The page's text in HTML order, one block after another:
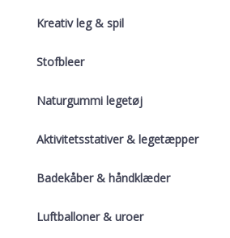
Kreativ leg & spil
Stofbleer
Naturgummi legetøj
Aktivitetsstativer & legetæpper
Badekåber & håndklæder
Luftballoner & uroer